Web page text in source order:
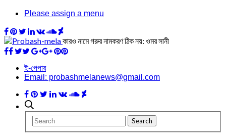
Please assign a menu
কারও নামে গরুর নামকরণ ঠিক নয়: ওমর সানী
ই-পেপার
Email: probashmelanews@gmail.com